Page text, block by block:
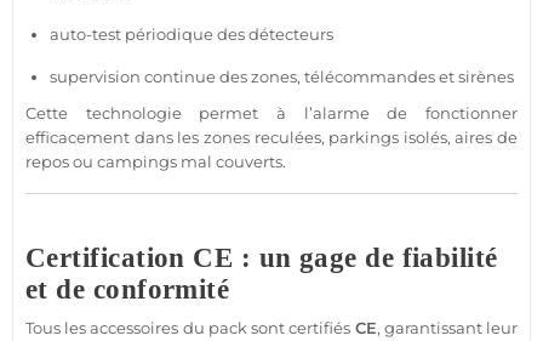
auto-test périodique des détecteurs
supervision continue des zones, télécommandes et sirènes
Cette technologie permet à l’alarmede fonctionner
efficacement dans les zones reculées, parkings isolés, aires de
repos ou campings mal couverts.
Certification CE : un gage de fiabilité
et de conformité
Tous lesaccessoires du packsont certifiés CE, garantissant leur